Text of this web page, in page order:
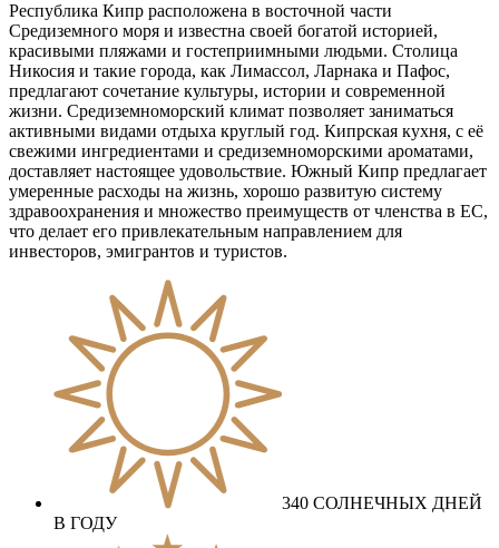
Республика Кипр расположена в восточной части
Средиземного моря и известна своей богатой историей,
красивыми пляжами и гостеприимными людьми. Столица
Никосия и такие города, как Лимассол, Ларнака и Пафос,
предлагают сочетание культуры, истории и современной
жизни. Средиземноморский климат позволяет заниматься
активными видами отдыха круглый год. Кипрская кухня, с её
свежими ингредиентами и средиземноморскими ароматами,
доставляет настоящее удовольствие. Южный Кипр предлагает
умеренные расходы на жизнь, хорошо развитую систему
здравоохранения и множество преимуществ от членства в ЕС,
что делает его привлекательным направлением для
инвесторов, эмигрантов и туристов.
340 СОЛНЕЧНЫХ ДНЕЙ
В ГОДУ